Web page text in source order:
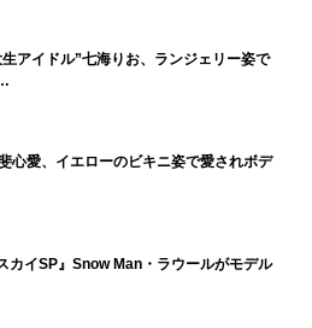
アイドル”七海りお、ランジェリー姿で
心愛、イエローのビキニ姿で愛されボデ
カイSP』Snow Man・ラウールがモデル